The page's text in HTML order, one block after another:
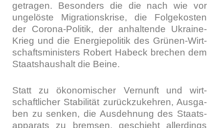
getra­gen. Beson­ders die die nach wie vor
unge­lös­te Migra­ti­ons­kri­se, die Fol­ge­kos­ten
der Coro­na-Poli­tik, der anhal­ten­de Ukrai­ne-
Krieg und die Ener­gie­po­li­tik des Grü­nen-Wirt­
schafts­mi­nis­ters Robert Habeck bre­chen dem
Staats­haus­halt die Bei­ne.
Statt zu öko­no­mi­scher Ver­nunft und wirt­
schaft­li­cher Sta­bi­li­tät zurück­zu­keh­ren, Aus­ga­
ben zu sen­ken, die Aus­deh­nung des Staats­
ap­pa­rats zu brem­sen, geschieht aller­dings